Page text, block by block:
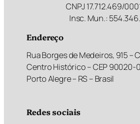
CNPJ 17.712.469/
Insc. Mun.:
Endereço
Rua Borges de Medeiros, 915 –
Centro Histórico – CEP 90020-
Porto Alegre – RS – Brasil
Redes sociais